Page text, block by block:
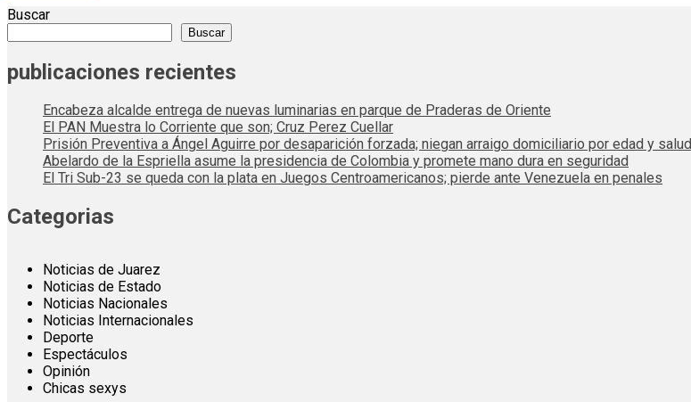
Buscar
Buscar
publicaciones recientes
Encabeza alcalde entrega de nuevas luminarias en parque de Praderas de Oriente
El PAN Muestra lo Corriente que son; Cruz Perez Cuellar
Prisión Preventiva a Ángel Aguirre por desaparición forzada; niegan arraigo domiciliario por edad y salud
Abelardo de la Espriella asume la presidencia de Colombia y promete mano dura en seguridad
El Tri Sub-23 se queda con la plata en Juegos Centroamericanos; pierde ante Venezuela en penales
Categorias
Noticias de Juarez
Noticias de Estado
Noticias Nacionales
Noticias Internacionales
Deporte
Espectáculos
Opinión
Chicas sexys